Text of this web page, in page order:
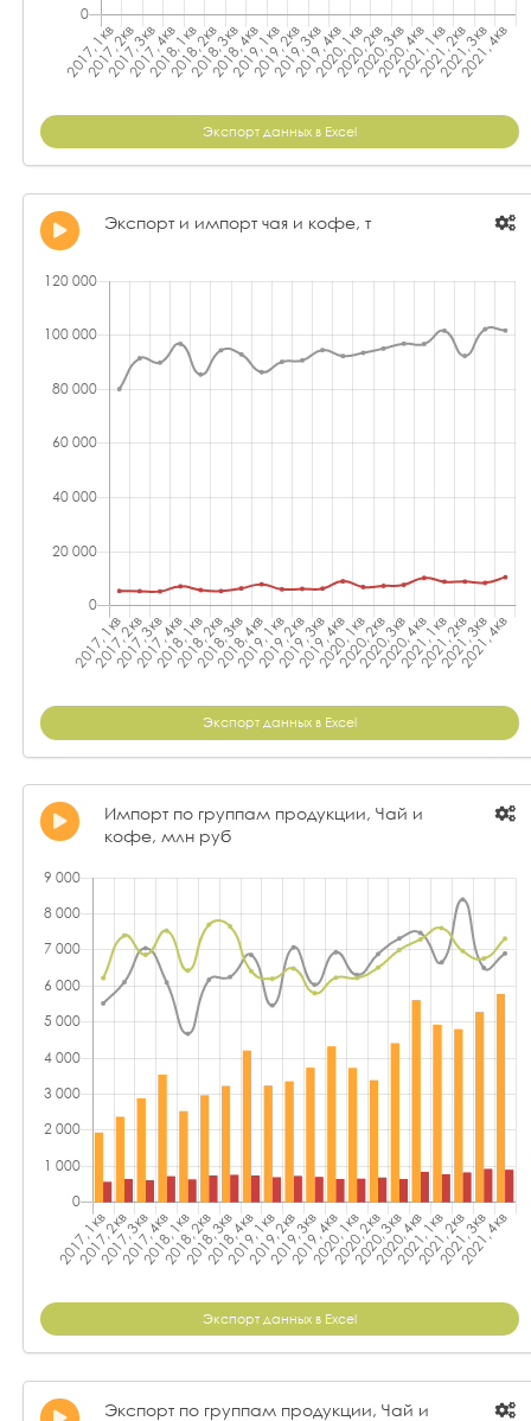
Экспорт данных в Excel
Экспорт и импорт чая и кофе, т
Экспорт данных в Excel
Импорт по группам продукции, Чай и
кофе, млн руб
Экспорт данных в Excel
Экспорт по группам продукции, Чай и